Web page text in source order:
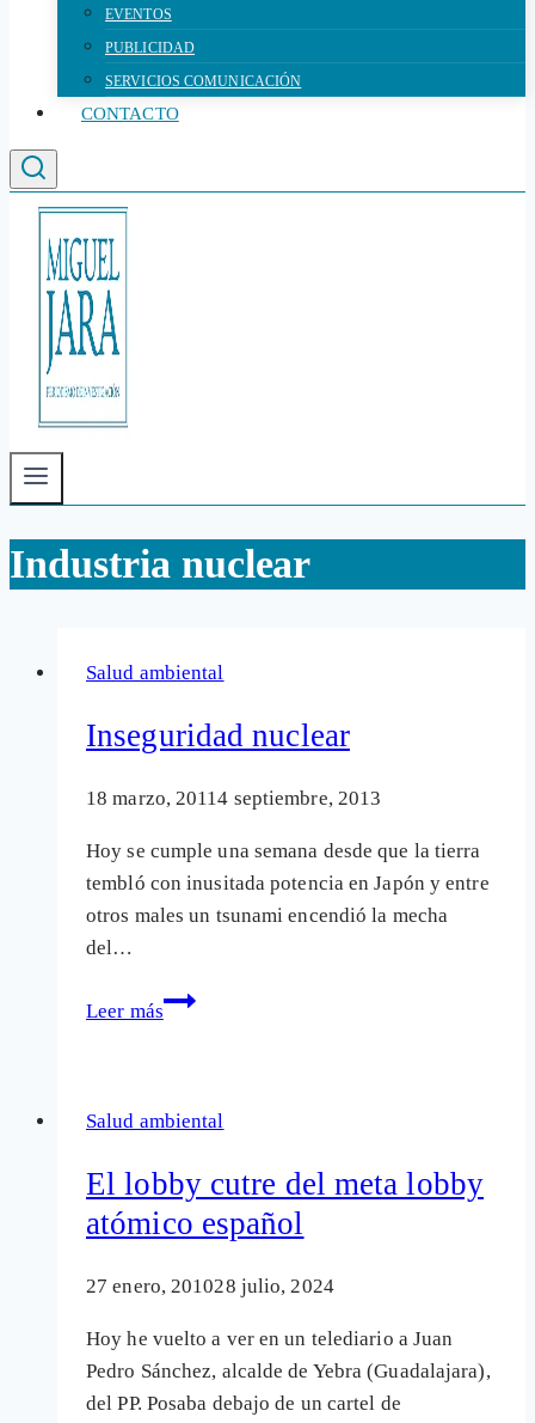
EVENTOS
PUBLICIDAD
SERVICIOS COMUNICACIÓN
CONTACTO
Industria nuclear
Salud ambiental
Inseguridad nuclear
18 marzo, 20114 septiembre, 2013
Hoy se cumple una semana desde que la tierra
tembló con inusitada potencia en Japón y entre
otros males un tsunami encendió la mecha
del…
Leer más
Inseguridad
Salud ambiental
El lobby cutre del meta lobby
atómico español
27 enero, 201028 julio, 2024
Hoy he vuelto a ver en un telediario a Juan
Pedro Sánchez, alcalde de Yebra (Guadalajara),
del PP. Posaba debajo de un cartel de